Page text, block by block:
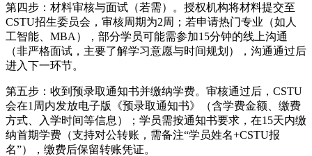
第四步：材料审核与面试（若需）。授权机构将材料提交至
CSTU招生委员会，审核周期为2周；若申请热门专业（如人
工智能、MBA），部分学员可能需参加15分钟的线上沟通
（非严格面试，主要了解学习意愿与时间规划），沟通通过后
进入下一环节。
第五步：收到预录取通知书并缴纳学费。审核通过后，CSTU
会在1周内发放电子版《预录取通知书》（含学费金额、缴费
方式、入学时间等信息）；学员需按通知书要求，在15天内缴
纳首期学费（支持对公转账，需备注“学员姓名+CSTU报
名”），缴费后保留转账凭证。